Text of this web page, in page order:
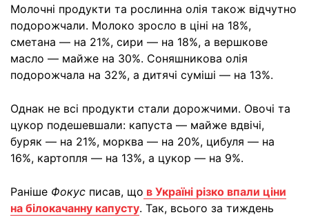
Молочні продукти та рослинна олія також відчутно
подорожчали. Молоко зросло в ціні на 18%,
сметана — на 21%, сири — на 18%, а вершкове
масло — майже на 30%. Соняшникова олія
подорожчала на 32%, а дитячі суміші — на 13%.
Однак не всі продукти стали дорожчими. Овочі та
цукор подешевшали: капуста — майже вдвічі,
буряк — на 21%, морква — на 20%, цибуля — на
16%, картопля — на 13%, а цукор — на 9%.
Раніше Фокус писав, що в Україні різко впали ціни
на білокачанну капусту. Так, всього за тиждень